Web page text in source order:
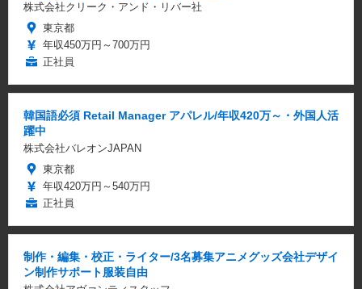
株式会社クリーク・アンド・リバー社
東京都
年収450万円～700万円
正社員
韓国語必須 Retail Manager アパレル/年収420万～・外国人活
躍中
株式会社バレオンJAPAN
東京都
年収420万円～540万円
正社員
制作・編集・校正・ライター/3名募集アニメグッズ会社デザイ
ン制作サポート服装自由